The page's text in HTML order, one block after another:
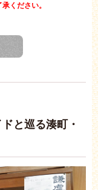
ください。
と巡る湊町・